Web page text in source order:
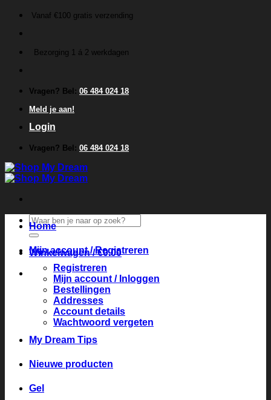
inhoud
Vanaf €100 gratis verzending
Bezorging 1 á 2 werkdagen
Vragen? Bel: 06 484 024 18
Meld je aan!
Login
Vragen? Bel: 06 484 024 18
Zoeken
naar:
Winkelwagen /€0.00
Home
Mijn account / Registreren
Registreren
Mijn account / Inloggen
Bestellingen
Addresses
Account details
Wachtwoord vergeten
My Dream Tips
Nieuwe producten
Gel